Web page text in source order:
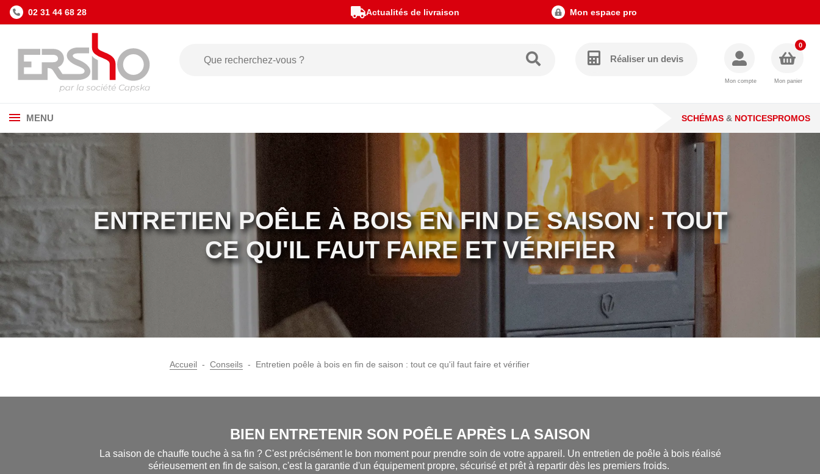
02 31 44 68 28 Actualités de livraison Mon espace pro
Réaliser un devis
Mon compte Mon panier
0
MENU SCHÉMAS & NOTICESPROMOS
ENTRETIEN POÊLE À BOIS EN FIN DE SAISON : TOUT
CE QU'IL FAUT FAIRE ET VÉRIFIER
Accueil Conseils Entretien poêle à bois en fin de saison : tout ce qu'il faut faire et vérifier
BIEN ENTRETENIR SON POÊLE APRÈS LA SAISON
La saison de chauffe touche à sa fin ? C'est précisément le bon moment pour prendre soin de votre appareil. Un entretien de poêle à bois réalisé
sérieusement en fin de saison, c'est la garantie d'un équipement propre, sécurisé et prêt à repartir dès les premiers froids.